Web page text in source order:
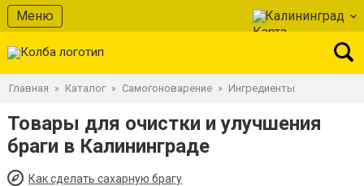
Меню Калининград
Главная » Каталог » Самогоноварение » Ингредиенты
Товары для очистки и улучшения
браги в Калининграде
Как сделать сахарную брагу